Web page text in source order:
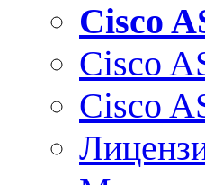
Cisco
Cisco
Cisco